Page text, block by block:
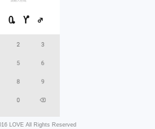
LOVE All Rights Reserved